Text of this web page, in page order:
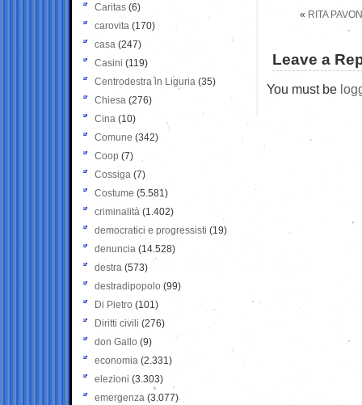
« RITA
Leave a
You must be
Caritas (6)
carovita (170)
casa (247)
Casini (119)
Centrodestra in Liguria (35)
Chiesa (276)
Cina (10)
Comune (342)
Coop (7)
Cossiga (7)
Costume (5.581)
criminalità (1.402)
democratici e progressisti (19)
denuncia (14.528)
destra (573)
destradipopolo (99)
Di Pietro (101)
Diritti civili (276)
don Gallo (9)
economia (2.331)
elezioni (3.303)
emergenza (3.077)